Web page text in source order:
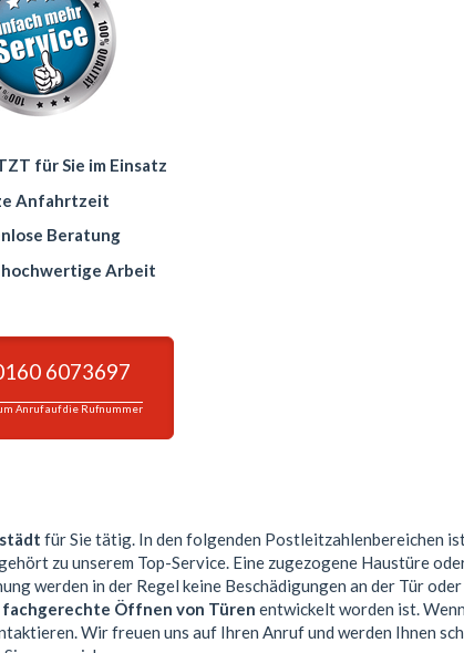
für Sie im Einsatz
Anfahrtzeit
Beratung
Arbeit
6073697
Anruf auf die Rufnummer
für Sie tätig. In den folgenden Postleitzahlenbereichen
zu unserem Top-Service. Eine zugezogene Haustüre
werden in der Regel keine Beschädigungen an der Tür oder
fachgerechte Öffnen von Türen entwickelt worden ist.
Wir freuen uns auf Ihren Anruf und werden Ihnen